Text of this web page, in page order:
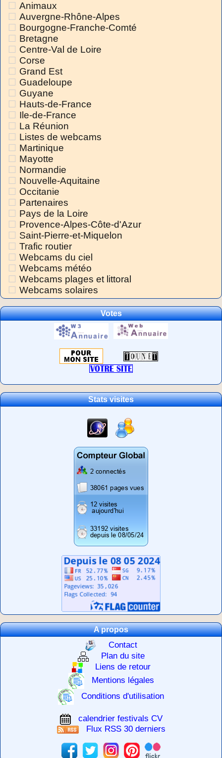
Animaux
Auvergne-Rhône-Alpes
Bourgogne-Franche-Comté
Bretagne
Centre-Val de Loire
Corse
Grand Est
Guadeloupe
Guyane
Hauts-de-France
Ile-de-France
La Réunion
Listes de webcams
Martinique
Mayotte
Normandie
Nouvelle-Aquitaine
Occitanie
Partenaires
Pays de la Loire
Provence-Alpes-Côte-d'Azur
Saint-Pierre-et-Miquelon
Trafic routier
Webcams du ciel
Webcams météo
Webcams plages et littoral
Webcams solaires
Votes
Stats visites
A propos
Contact
Plan du site
Liens de retour
Mentions légales
Conditions d'utilisation
calendrier festivals CV
Flux RSS 30 derniers